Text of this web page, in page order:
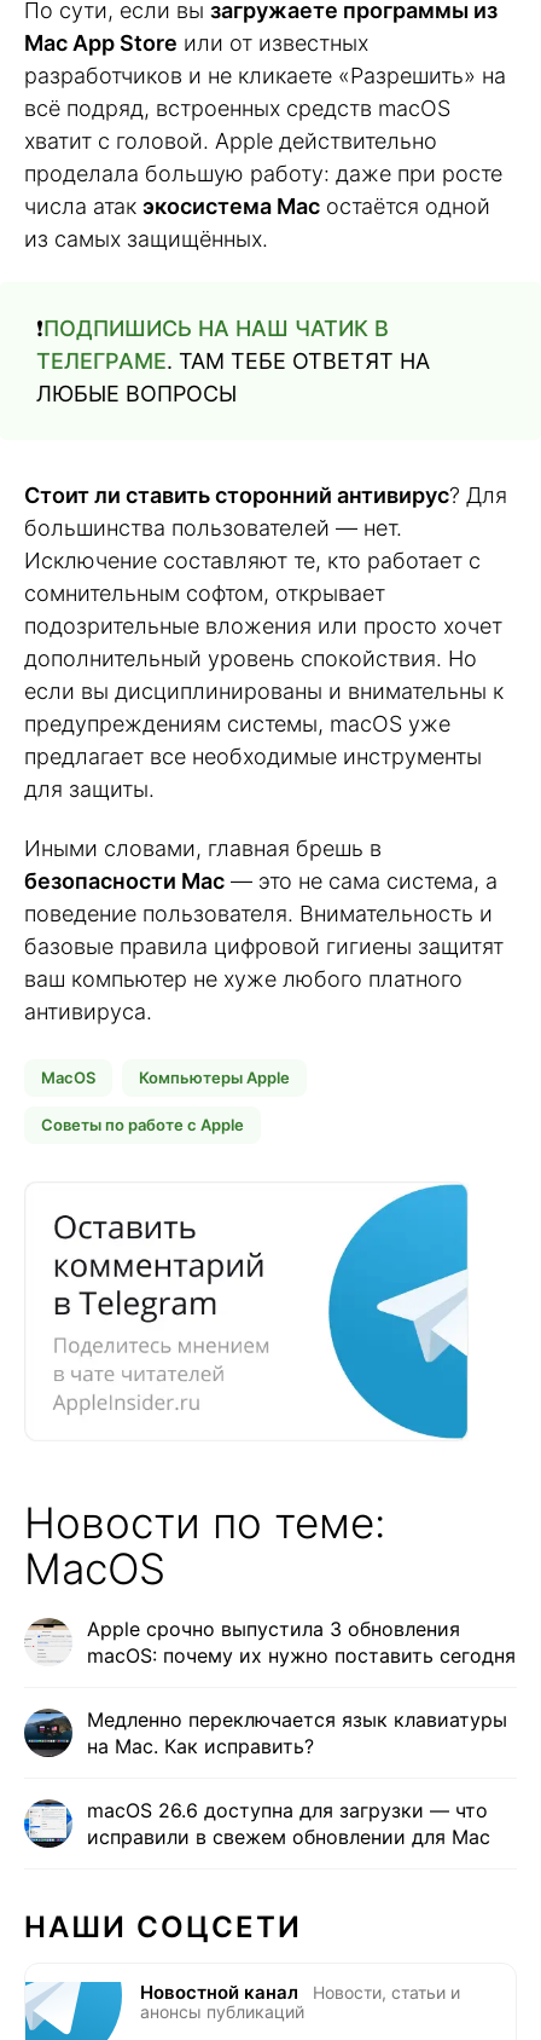
По сути, если вы загружаете программы из
Mac App Store или от известных
разработчиков и не кликаете «Разрешить» на
всё подряд, встроенных средств macOS
хватит с головой. Apple действительно
проделала большую работу: даже при росте
числа атак экосистема Mac остаётся одной
из самых защищённых.
❗️ПОДПИШИСЬ НА НАШ ЧАТИК В
ТЕЛЕГРАМЕ. ТАМ ТЕБЕ ОТВЕТЯТ НА
ЛЮБЫЕ ВОПРОСЫ
Стоит ли ставить сторонний антивирус? Для
большинства пользователей — нет.
Исключение составляют те, кто работает с
сомнительным софтом, открывает
подозрительные вложения или просто хочет
дополнительный уровень спокойствия. Но
если вы дисциплинированы и внимательны к
предупреждениям системы, macOS уже
предлагает все необходимые инструменты
для защиты.
Иными словами, главная брешь в
безопасности Mac — это не сама система, а
поведение пользователя. Внимательность и
базовые правила цифровой гигиены защитят
ваш компьютер не хуже любого платного
антивируса.
MacOS Компьютеры Apple
Советы по работе с Apple
Новости по теме:
MacOS
Apple срочно выпустила 3 обновления
macOS: почему их нужно поставить сегодня
Медленно переключается язык клавиатуры
на Mac. Как исправить?
macOS 26.6 доступна для загрузки — что
исправили в свежем обновлении для Mac
НАШИ СОЦСЕТИ
Новостной канал
Новости, статьи и
анонсы публикаций